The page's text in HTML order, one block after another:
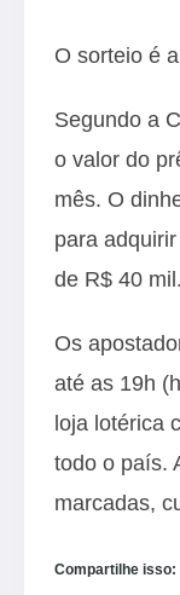
O sorteio é
Segundo a
o valor do
mês. O
para
de R$ 40 mil.
Os
até as 19h
loja lotérica
todo o país.
marcadas,
Compartilhe isso: